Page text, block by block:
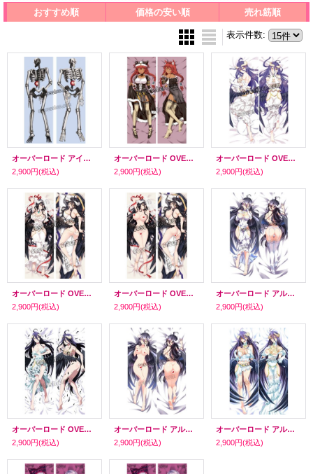
おすすめ順 価格の安い順 売れ筋順
表示件数:
オーバーロード アインズ・ウール・ゴウン風 ●等身大 抱き枕カバー
2,900円(税込)
オーバーロード OVERLORD ルプスレギナ・ベータ風 ●等身大 抱き枕カバー
2,900円(税込)
オーバーロード OVERLORD アルベド風 06 ●等身大 抱き枕カバー
2,900円(税込)
オーバーロード OVER LORD アルベド 風 05 ●等身大 抱き枕カバー
2,900円(税込)
オーバーロード OVER LORD アルベド 風 04 ●等身大 抱き枕カバー
2,900円(税込)
オーバーロード アルベド風 03 ●等身大 抱き枕カバー
2,900円(税込)
オーバーロード OVER LORD アルベド風 小悪魔 ハイグレード Vol. ●等身大 抱き枕カバー
2,900円(税込)
オーバーロード アルベド風 02 ●等身大 抱き枕カバー
2,900円(税込)
オーバーロード アルベド風 ●等身大 抱き枕カバー
2,900円(税込)